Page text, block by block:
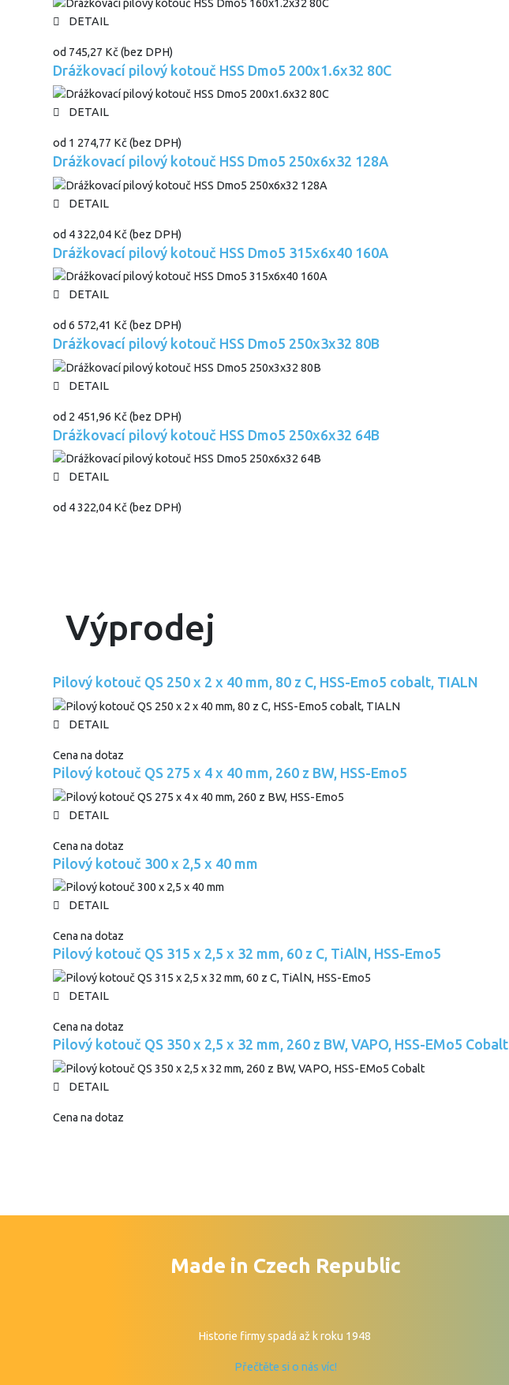
DETAIL
od 745,27 Kč (bez DPH)
Drážkovací pilový kotouč HSS Dmo5 200x1.6x32 80C
DETAIL
od 1 274,77 Kč(bez DPH)
Drážkovací pilový kotouč HSS Dmo5 250x6x32 128A
DETAIL
od 4 322,04 Kč (bez DPH)
Drážkovací pilový kotouč HSS Dmo5 315x6x40 160A
DETAIL
od 6 572,41 Kč(bez DPH)
Drážkovací pilový kotouč HSS Dmo5 250x3x32 80B
DETAIL
od 2 451,96 Kč (bez DPH)
Drážkovací pilový kotouč HSS Dmo5 250x6x32 64B
DETAIL
od 4 322,04 Kč(bez DPH)
Výprodej
Pilový kotouč QS 250 x 2 x 40 mm, 80 z C, HSS-Emo5 cobalt, TIALN
DETAIL
Cena na dotaz
Pilový kotouč QS 275 x 4 x 40 mm, 260 z BW, HSS-Emo5
DETAIL
Cena na dotaz
Pilový kotouč 300 x 2,5 x 40 mm
DETAIL
Cena na dotaz
Pilový kotouč QS 315 x 2,5 x 32 mm, 60 z C, TiAlN, HSS-Emo5
DETAIL
Cena na dotaz
Pilový kotouč QS 350 x 2,5 x 32 mm, 260 z BW, VAPO, HSS-EMo5 Cobalt
DETAIL
Cena na dotaz
Made in Czech Republic
Historie firmy spadá až k roku 1948
Přečtěte si o nás víc!